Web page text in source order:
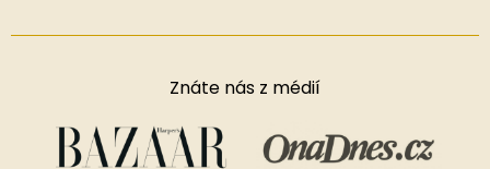
Znáte nás z médií